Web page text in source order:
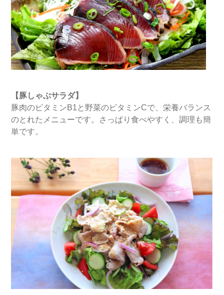
【豚しゃぶサラダ】
豚肉のビタミンB1と野菜のビタミンCで、栄養バランス
のとれたメニューです。さっぱり食べやすく、調理も簡
単です。